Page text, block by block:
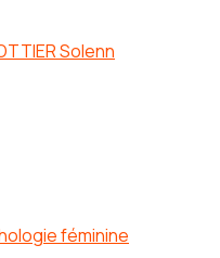
Solenn
féminine